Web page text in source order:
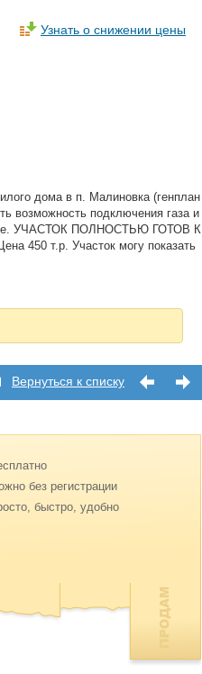
Узнать о снижении цены
дома в п. Малиновка (генплан
возможность подключения газа и
УЧАСТОК ПОЛНОСТЬЮ ГОТОВ К
450 т.р. Участок могу показать
Вернуться к списку
без регистрации
быстро, удобно